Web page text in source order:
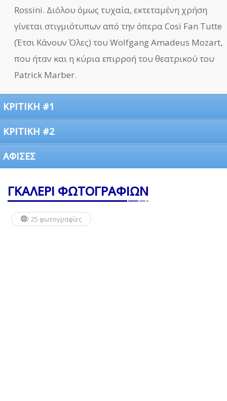
Rossini. Διόλου όμως τυχαία, εκτεταμένη χρήση
γίνεται στιγμιότυπων από την όπερα Cosi Fan Tutte
(Έτσι Κάνουν Όλες) του Wolfgang Amadeus Mozart,
που ήταν και η κύρια επιρροή του θεατρικού του
Patrick Marber.
ΚΡΙΤΙΚΗ #1
ΚΡΙΤΙΚΗ #2
ΑΦΙΣΕΣ
ΓΚΑΛΕΡΙ ΦΩΤΟΓΡΑΦΙΩΝ
25 φωτογραφίες